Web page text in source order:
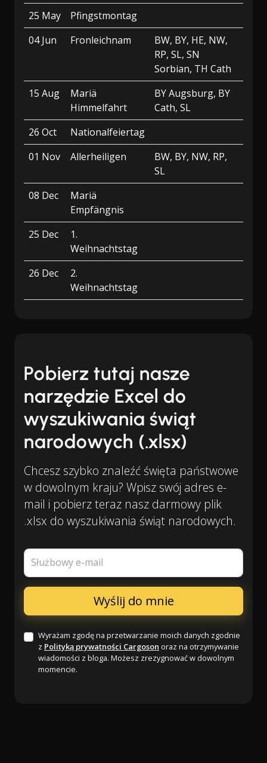
25 May
Pfingstmontag
04 Jun
Fronleichnam
BW, BY, HE, NW,
RP, SL, SN
Sorbian, TH Cath
15 Aug
Mariä
Himmelfahrt
BY Augsburg, BY
Cath, SL
26 Oct
Nationalfeiertag
01 Nov
Allerheiligen
BW, BY, NW, RP,
SL
08 Dec
Mariä
Empfängnis
25 Dec
1.
Weihnachtstag
26 Dec
2.
Weihnachtstag
Pobierz tutaj nasze
narzędzie Excel do
wyszukiwania świąt
narodowych (.xlsx)
Chcesz szybko znaleźć święta państwowe
w dowolnym kraju? Wpisz swój adres e-
mail i pobierz teraz nasz darmowy plik
.xlsx do wyszukiwania świąt narodowych.
Służbowy e-mail
Wyrażam zgodę na przetwarzanie moich danych zgodnie
z Polityką prywatności Cargoson oraz na otrzymywanie
wiadomości z bloga. Możesz zrezygnować w dowolnym
momencie.